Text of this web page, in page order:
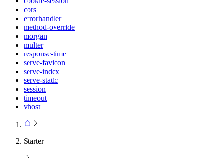
cors
errorhandler
method-override
morgan
multer
response-time
serve-favicon
serve-index
serve-static
session
timeout
vhost
Starter